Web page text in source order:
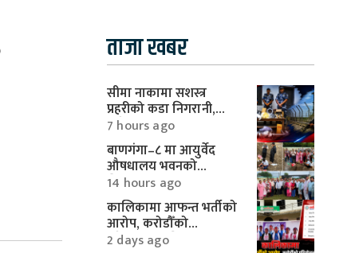
ताजा खबर
सीमा नाकामा सशस्त्र
प्रहरीको कडा निगरानी,
करिब १० लाखका
मोटरपार्ट्स बरामद
7 hours ago
बाणगंगा–८ मा आयुर्वेद
औषधालय भवनको
शिलान्यास सम्पन्न
14 hours ago
कालिकामा आफन्त भर्तीको
आरोप, करोडौँको
परियोजनामाथि गम्भीर प्रश्न
2 days ago